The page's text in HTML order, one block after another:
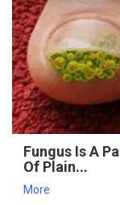
Fungus Is A
Of Plain...
More